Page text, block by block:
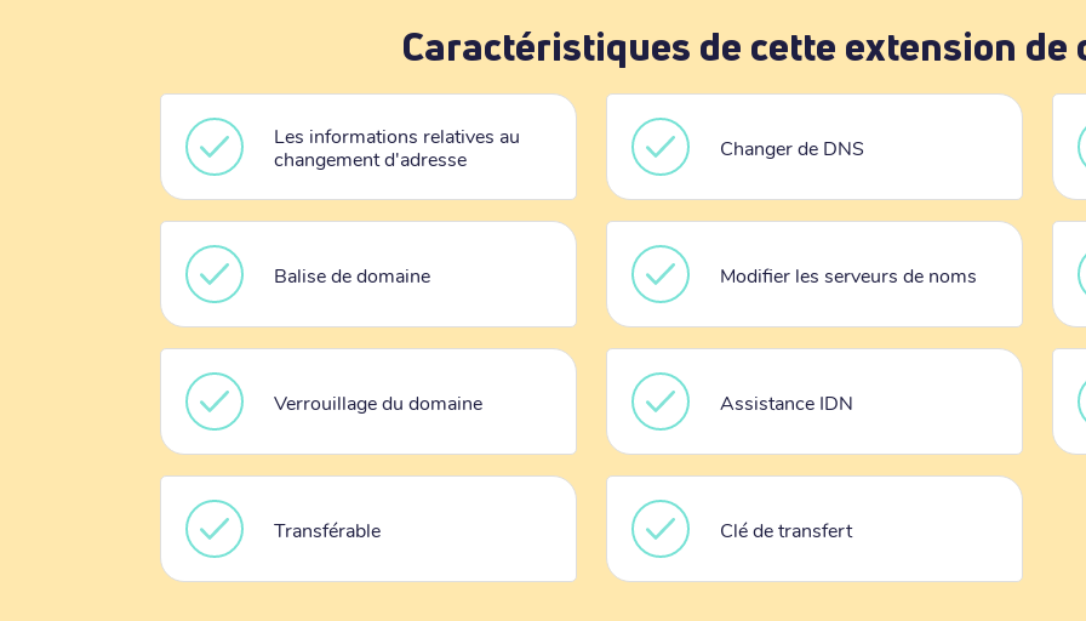
Caractéristiques de cette extension de
Les informations relatives au
changement d'adresse
Changer de DNS
Balise de domaine Modifier les serveurs de noms
Verrouillage du domaine Assistance IDN
Transférable Clé de transfert